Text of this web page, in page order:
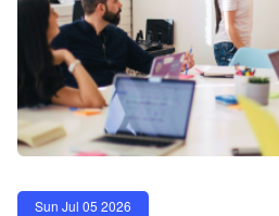
Sun Jul 05 2026